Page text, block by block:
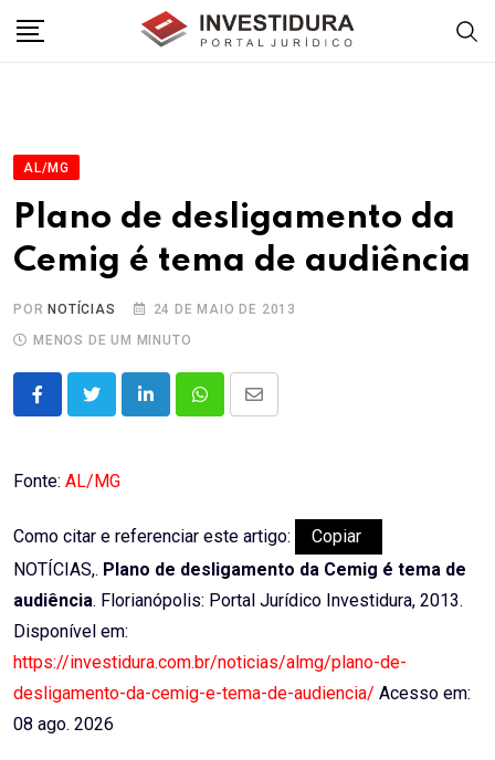
AL/MG
Plano de desligamento da
Cemig é tema de audiência
POR NOTÍCIAS
24 DE MAIO DE 2013
MENOS DE UM MINUTO
LinkedInWhatsappShare
Fonte: AL/MG
Como citar e referenciar este artigo:
Copiar
NOTÍCIAS,. Plano de desligamento da Cemig é tema de
audiência. Florianópolis: Portal Jurídico Investidura, 2013.
Disponível em:
https://investidura.com.br/noticias/almg/plano-de-
desligamento-da-cemig-e-tema-de-audiencia/ Acesso em:
08 ago. 2026